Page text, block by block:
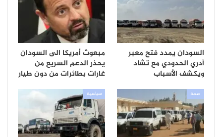
السودان يمدد فتح معبر
أدري الحدودي مع تشاد
ويكشف الأسباب
مبعوث أمريكا الى السودان
يحذر الدعم السريع من
غارات بطائرات من دون طيار
صحة سياسية